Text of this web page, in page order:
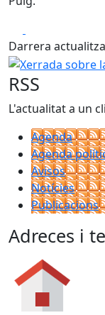
Darrera
Xerrada sobre la
RSS
L'actualitat a un
Agenda
Agenda
Avisos
Notícies
Publicacions
Adreces i